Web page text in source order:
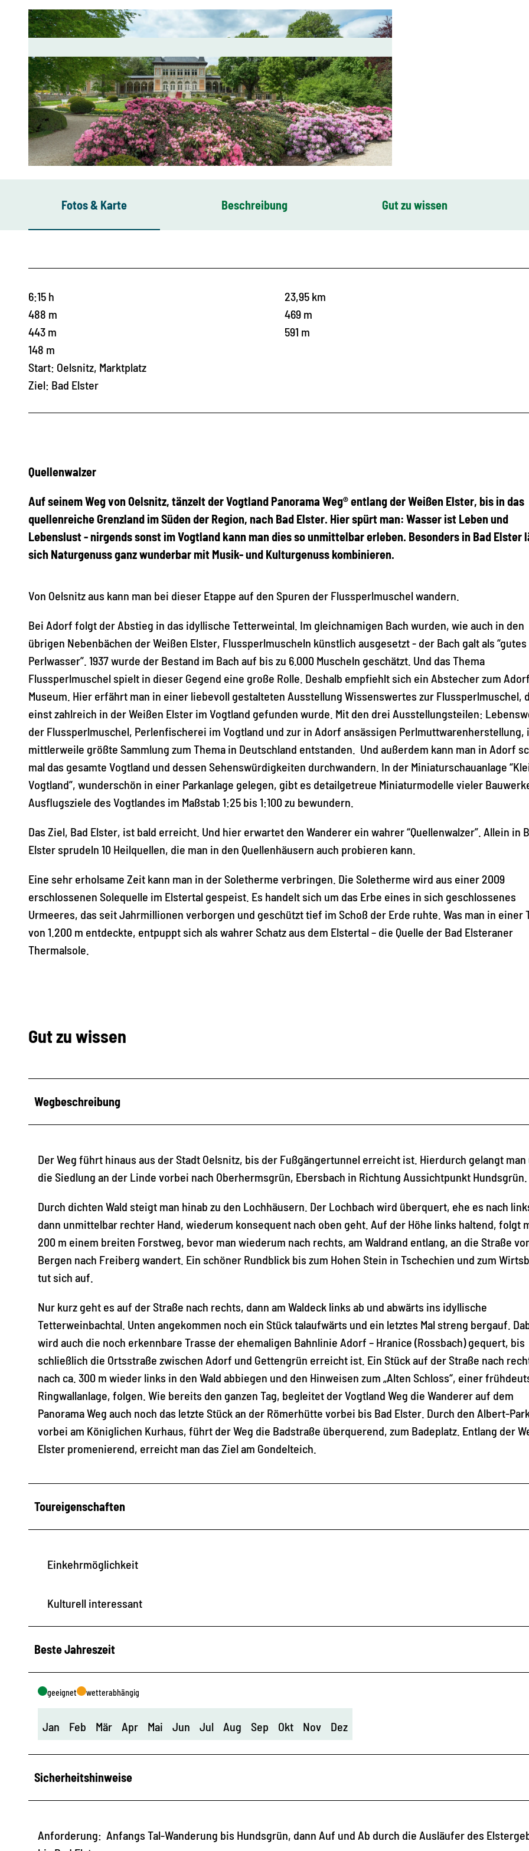
Fotos & Karte Beschreibung Gut zu wissen
6:15 h
23,95 km
488 m
469 m
443 m
591 m
148 m
Start: Oelsnitz, Marktplatz
Ziel: Bad Elster
Quellenwalzer
Auf seinem Weg von Oelsnitz, tänzelt der Vogtland Panorama Weg® entlang der Weißen Elster, bis in das
quellenreiche Grenzland im Süden der Region, nach Bad Elster. Hier spürt man: Wasser ist Leben und
Lebenslust - nirgends sonst im Vogtland kann man dies so unmittelbar erleben. Besonders in Bad Elster
sich Naturgenuss ganz wunderbar mit Musik- und Kulturgenuss kombinieren.
Von Oelsnitz aus kann man bei dieser Etappe auf den Spuren der Flussperlmuschel wandern.
Bei Adorf folgt der Abstieg in das idyllische Tetterweintal. Im gleichnamigen Bach wurden, wie auch in den
übrigen Nebenbächen der Weißen Elster, Flussperlmuscheln künstlich ausgesetzt - der Bach galt als “gutes
Perlwasser”. 1937 wurde der Bestand im Bach auf bis zu 6.000 Muscheln geschätzt. Und das Thema
Flussperlmuschel spielt in dieser Gegend eine große Rolle. Deshalb empfiehlt sich ein Abstecher zum
Museum. Hier erfährt man in einer liebevoll gestalteten Ausstellung Wissenswertes zur Flussperlmuschel,
einst zahlreich in der Weißen Elster im Vogtland gefunden wurde. Mit den drei Ausstellungsteilen:
der Flussperlmuschel, Perlenfischerei im Vogtland und zur in Adorf ansässigen Perlmuttwarenherstellung,
mittlerweile größte Sammlung zum Thema in Deutschland entstanden. Und außerdem kann man in Adorf
mal das gesamte Vogtland und dessen Sehenswürdigkeiten durchwandern. In der Miniaturschauanlage
Vogtland”, wunderschön in einer Parkanlage gelegen, gibt es detailgetreue Miniaturmodelle vieler
Ausflugsziele des Vogtlandes im Maßstab 1:25 bis 1:100 zu bewundern.
Das Ziel, Bad Elster, ist bald erreicht. Und hier erwartet den Wanderer ein wahrer “Quellenwalzer”. Allein in
Elster sprudeln 10 Heilquellen, die man in den Quellenhäusern auch probieren kann.
Eine sehr erholsame Zeit kann man in der Soletherme verbringen. Die Soletherme wird aus einer 2009
erschlossenen Solequelle im Elstertal gespeist. Es handelt sich um das Erbe eines in sich geschlossenes
Urmeeres, das seit Jahrmillionen verborgen und geschützt tief im Schoß der Erde ruhte. Was man in einer
von 1.200 m entdeckte, entpuppt sich als wahrer Schatz aus dem Elstertal – die Quelle der Bad Elsteraner
Thermalsole.
Gut zu wissen
Wegbeschreibung
Der Weg führt hinaus aus der Stadt Oelsnitz, bis der Fußgängertunnel erreicht ist. Hierdurch gelangt
die Siedlung an der Linde vorbei nach Oberhermsgrün, Ebersbach in Richtung Aussichtpunkt Hundsgrün.
Durch dichten Wald steigt man hinab zu den Lochhäusern. Der Lochbach wird überquert, ehe es nach
dann unmittelbar rechter Hand, wiederum konsequent nach oben geht. Auf der Höhe links haltend, folgt
200 m einem breiten Forstweg, bevor man wiederum nach rechts, am Waldrand entlang, an die Straße
Bergen nach Freiberg wandert. Ein schöner Rundblick bis zum Hohen Stein in Tschechien und zum
tut sich auf.
Nur kurz geht es auf der Straße nach rechts, dann am Waldeck links ab und abwärts ins idyllische
Tetterweinbachtal. Unten angekommen noch ein Stück talaufwärts und ein letztes Mal streng bergauf.
wird auch die noch erkennbare Trasse der ehemaligen Bahnlinie Adorf – Hranice (Rossbach) gequert, bis
schließlich die Ortsstraße zwischen Adorf und Gettengrün erreicht ist. Ein Stück auf der Straße nach
nach ca. 300 m wieder links in den Wald abbiegen und den Hinweisen zum „Alten Schloss“, einer
Ringwallanlage, folgen. Wie bereits den ganzen Tag, begleitet der Vogtland Weg die Wanderer auf dem
Panorama Weg auch noch das letzte Stück an der Römerhütte vorbei bis Bad Elster. Durch den Albert-
vorbei am Königlichen Kurhaus, führt der Weg die Badstraße überquerend, zum Badeplatz. Entlang der
Elster promenierend, erreicht man das Ziel am Gondelteich.
Toureigenschaften
Einkehrmöglichkeit
Kulturell interessant
Beste Jahreszeit
geeignet wetterabhängig
Jan Feb Mär Apr Mai Jun Jul Aug Sep Okt Nov Dez
Sicherheitshinweise
Anforderung: Anfangs Tal-Wanderung bis Hundsgrün, dann Auf und Ab durch die Ausläufer des